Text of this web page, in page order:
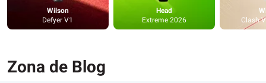
Wilson
Defyer V1
Head
Extreme 2026
Clash
Zona de Blog